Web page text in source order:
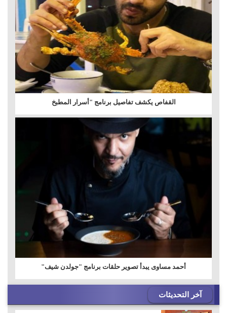
القفاص يكشف تفاصيل برنامج "أسرار المطبخ
أحمد مساوى يبدأ تصوير حلقات برنامج "جولدن شيف"
آخر التحديثات